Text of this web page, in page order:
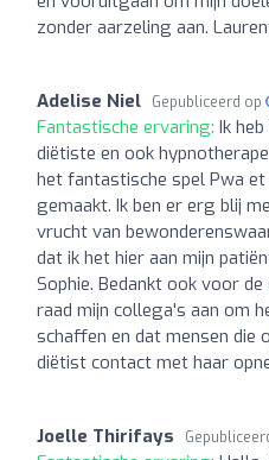
zonder aarzeling aan.
Adelise Niel Gepubliceerd op
Fantastische ervaring: Ik
diëtiste en ook
het fantastische spel Pwa
gemaakt. Ik ben er erg blij
vrucht van
dat ik het hier aan mijn
Sophie. Bedankt ook voor
raad mijn collega's aan om
schaffen en dat mensen die
diëtist contact met haar
Joelle Thirifays